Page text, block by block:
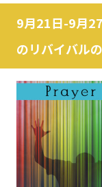
9月21日-9月
のリバイバル